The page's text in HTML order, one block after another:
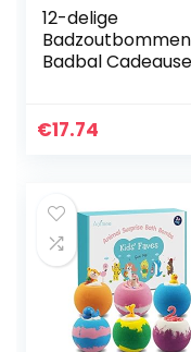
12-delige
Badzoutbommen
Badbal
Aromatherapie
€17.74